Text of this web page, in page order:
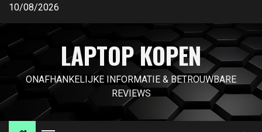
Ga
inhoud
10/08/2026
LAPTOP KOPEN
ONAFHANKELIJKE INFORMATIE & BETROUWBARE
REVIEWS